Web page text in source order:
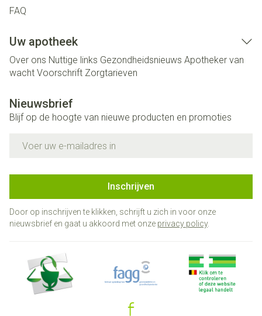
FAQ
Uw apotheek
Over ons Nuttige links Gezondheidsnieuws Apotheker van
wacht Voorschrift Zorgtarieven
Nieuwsbrief
Blijf op de hoogte van nieuwe producten en promoties
Inschrijven
Door op inschrijven te klikken, schrijft u zich in voor onze
nieuwsbrief en gaat u akkoord met onze privacy policy.